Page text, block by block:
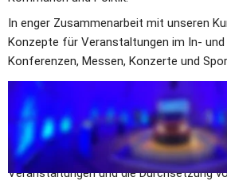
In enger Zusammenarbeit mit unseren
Konzepte für Veranstaltungen im In- und
Konferenzen, Messen, Konzerte und
Unser Team besteht aus engagierten
Bereiche Licht, Ton, Bühne und
Darüber hinaus gehören zu unserem
Veranstaltungstechnik, die für
Veranstaltungen und die Durchsetzung